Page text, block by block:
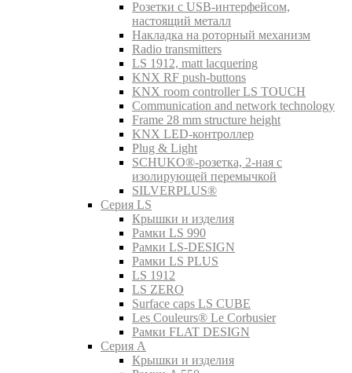
Розетки с USB-интерфейсом,
настоящий металл
Накладка на роторный механизм
Radio transmitters
LS 1912, matt lacquering
KNX RF push-buttons
KNX room controller LS TOUCH
Communication and network technology
Frame 28 mm structure height
KNX LED-контроллер
Plug & Light
SCHUKO®-розетка, 2-ная с
изолирующей перемычкой
SILVERPLUS®
Серия LS
Крышки и изделия
Рамки LS 990
Рамки LS-DESIGN
Рамки LS PLUS
LS 1912
LS ZERO
Surface caps LS CUBE
Les Couleurs® Le Corbusier
Рамки FLAT DESIGN
Серия A
Крышки и изделия